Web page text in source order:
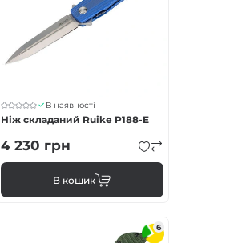
В наявності
Ніж складаний Ruike P188-E
4 230 грн
В кошик
6